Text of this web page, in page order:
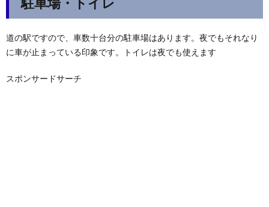
道の駅ですので、車数十台分の駐車場はあります。夜でもそれなり
に車が止まっている印象です。トイレは夜でも使えます
スポンサードサーチ